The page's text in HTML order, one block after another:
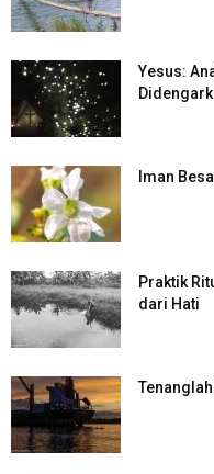
Yesus:
Iman
Praktik
dari Hati